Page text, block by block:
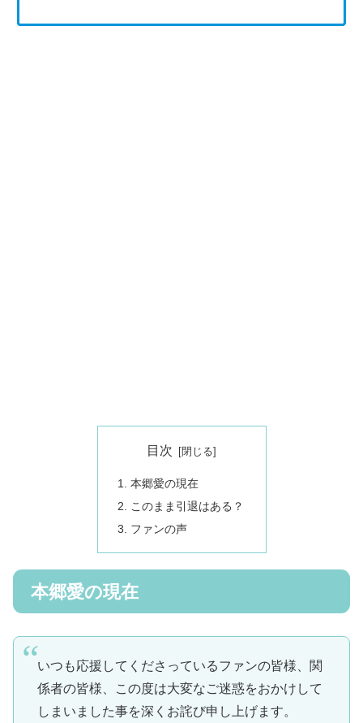
目次
本郷愛の現在
このまま引退はある？
ファンの声
本郷愛の現在
いつも応援してくださっているファンの皆様、関
係者の皆様、この度は大変なご迷惑をおかけして
しまいました事を深くお詫び申し上げます。